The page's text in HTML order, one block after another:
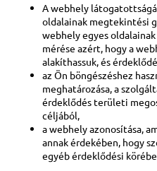
A webhely
oldalainak megtekintési
webhely egyes
mérése azért, hogy a
alakíthassuk, és
az Ön böngészéshez
meghatározása, a
érdeklődés területi
céljából,
a webhely azonosítása,
annak érdekében, hogy
egyéb érdeklődési